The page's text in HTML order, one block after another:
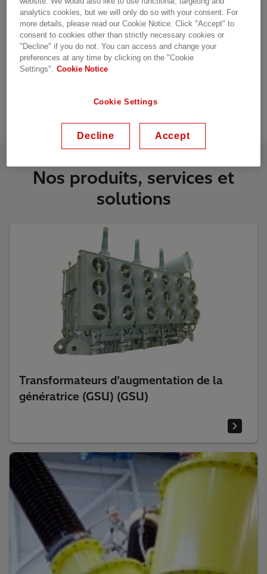
une fiabilité opérationnelle supérieure, ce qui
permet d’obtenir un moyen d’alimentation sûr
et fiable
À l’épreuve de l’avenir – Plateforme
numérique intégrée et extensible pour
Nos produits, services et
solutions
Transformateurs d’augmentation de la
génératrice (GSU) (GSU)
analytics cookies, but we will only do so with your consent. For
more details, please read our Cookie Notice. Click "Accept" to
consent to cookies other than strictly necessary cookies or
"Decline" if you do not. You can access and change your
preferences at any time by clicking on the "Cookie
Settings". Cookie Notice
Cookie Settings
Decline Accept